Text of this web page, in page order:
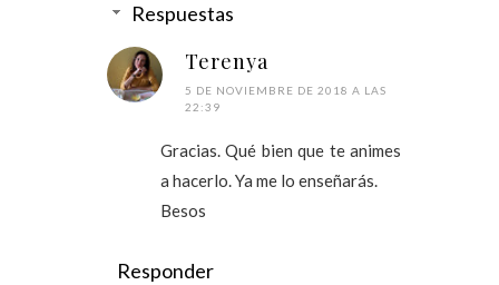
Respuestas
Terenya
5 DE NOVIEMBRE DE 2018 A LAS
22:39
Gracias. Qué bien que te animes
a hacerlo. Ya me lo enseñarás.
Besos
Responder